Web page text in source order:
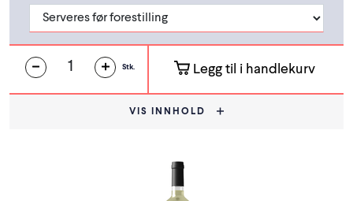
Stk. Legg til i handlekurv
VIS INNHOLD